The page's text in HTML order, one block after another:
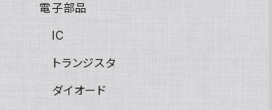
電子部品
IC
トランジスタ
ダイオード